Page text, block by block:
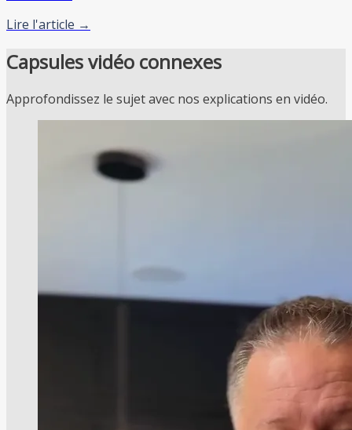
Lire l'article →
Capsules vidéo connexes
Approfondissez le sujet avec nos explications en vidéo.